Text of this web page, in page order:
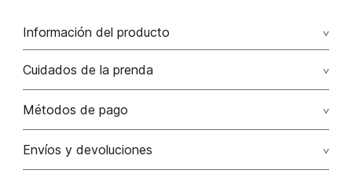
Información del producto
Cuidados de la prenda
Métodos de pago
Tarjetas de crédito: Visa, Dinners, Master Card y American
Envíos y devoluciones